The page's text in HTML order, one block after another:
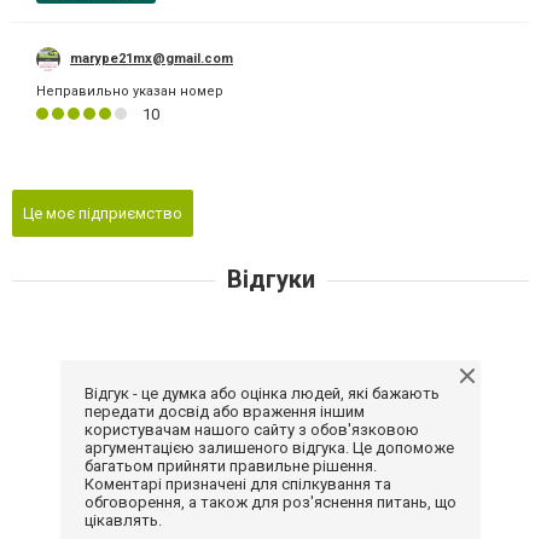
marype21mx@gmail.com
Неправильно указан номер
10
Це моє підприємство
Відгуки
Відгук - це думка або оцінка людей, які бажають
передати досвід або враження іншим
користувачам нашого сайту з обов'язковою
аргументацією залишеного відгука. Це допоможе
багатьом прийняти правильне рішення.
Коментарі призначені для спілкування та
обговорення, а також для роз'яснення питань, що
цікавлять.